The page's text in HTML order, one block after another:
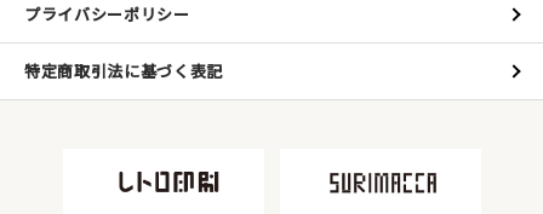
プライバシーポリシー
特定商取引法に基づく表記